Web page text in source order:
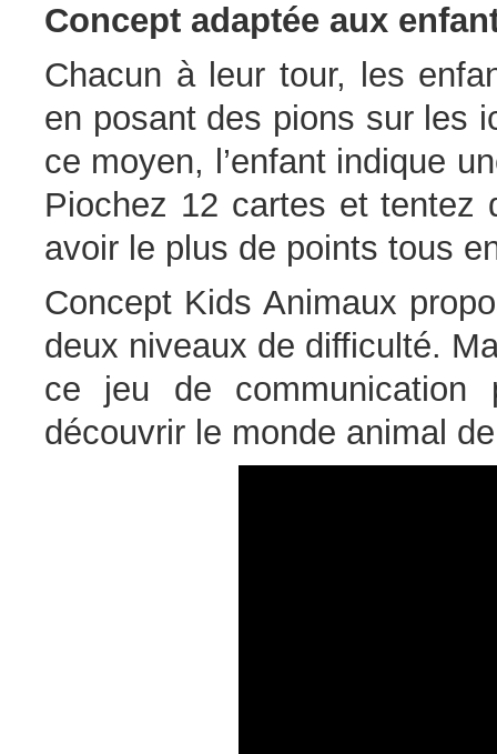
Concept adaptée aux
Chacun à leur tour, les
en posant des pions sur les
ce moyen, l’enfant indique
Piochez 12 cartes et tentez
avoir le plus de points tous
Concept Kids Animaux
deux niveaux de difficulté.
ce jeu de communication
découvrir le monde animal